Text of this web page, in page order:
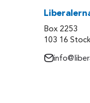
Box 2253
103 16